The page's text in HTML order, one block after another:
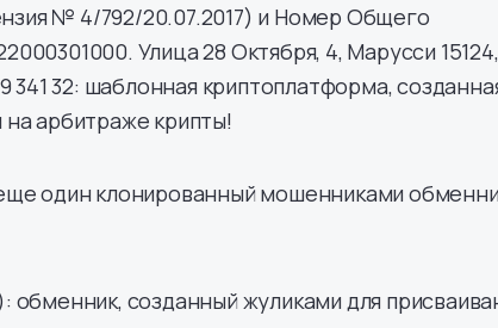
№ 4/792/20.07.2017) и Номер Общего
Улица 28 Октября, 4, Марусси 15124,
341 32: шаблонная криптоплатформа,
на арбитраже крипты!
один клонированный мошенниками
обменник, созданный жуликами для